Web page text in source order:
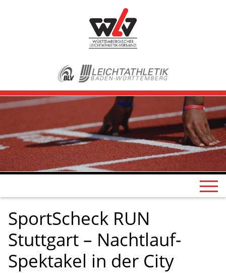
SportScheck RUN
Stuttgart – Nachtlauf-
Spektakel in der City